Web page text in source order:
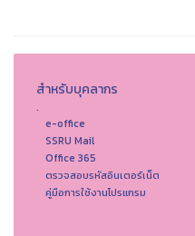
สำหรับบุคลากร
.
e-office
SSRU Mail
Office 365
ตรวจสอบรหัสอินเตอร์เน็ต
คู่มือการใช้งานโปรแกรม